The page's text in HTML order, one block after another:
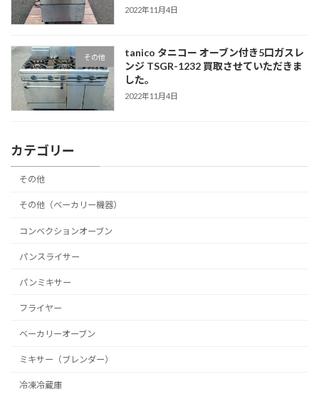
2022年11月4日
その他
tanico タニコー オーブン付き5口ガスレ
ンジ TSGR-1232 買取させていただきま
した。
2022年11月4日
カテゴリー
その他
その他（ベーカリー機器）
コンベクションオーブン
パンスライサー
パンミキサー
フライヤー
ベーカリーオーブン
ミキサー（ブレンダー）
冷凍冷蔵庫